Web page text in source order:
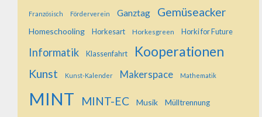
Französisch Förderverein Ganztag Gemüseacker
Homeschooling Horkesart Horkesgreen Horki for Future
Informatik Klassenfahrt Kooperationen
Kunst Kunst-Kalender Makerspace Mathematik
MINT MINT-EC Musik Mülltrennung